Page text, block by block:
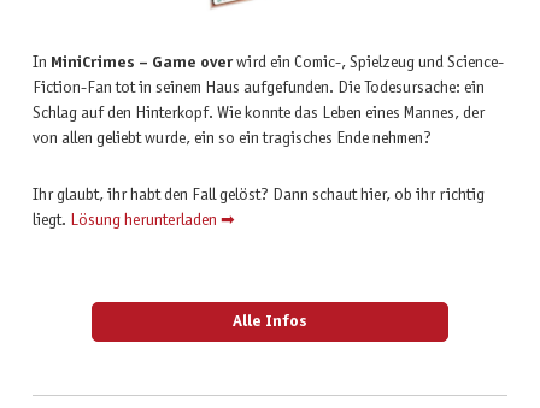
In MiniCrimes – Game overwird ein Comic-, Spielzeug und Science-
Fiction-Fan tot in seinem Haus aufgefunden. Die Todesursache: ein
Schlag auf den Hinterkopf. Wie konnte das Leben eines Mannes, der
von allen geliebt wurde, ein so ein tragisches Ende nehmen?
Ihr glaubt, ihr habt den Fall gelöst? Dann schaut hier, ob ihr richtig
liegt.
Lösung herunterladen ➡
Alle Infos